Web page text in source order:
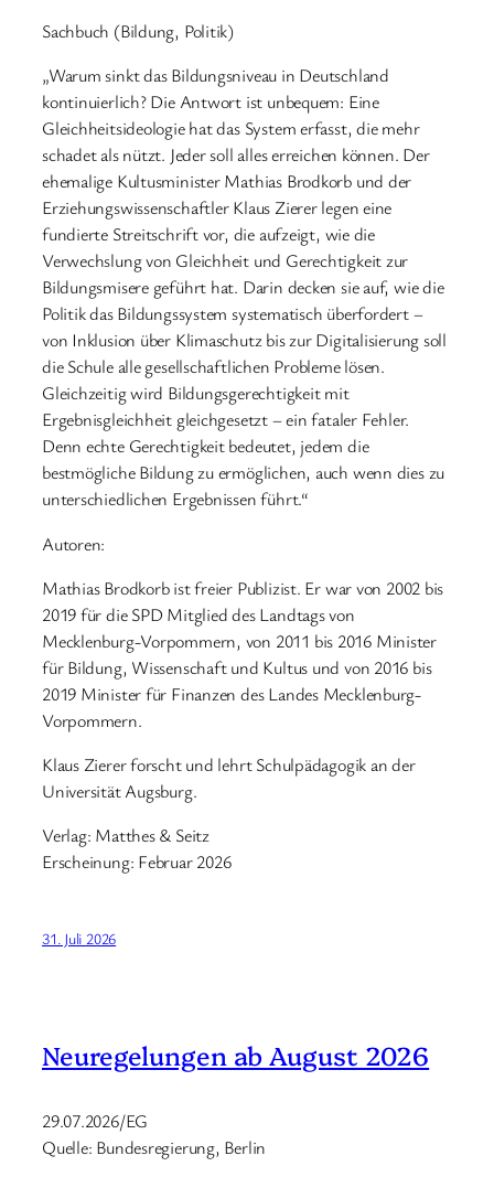
Sachbuch (Bildung, Politik)
„Warum sinkt das Bildungsniveau in Deutschland
kontinuierlich? Die Antwort ist unbequem: Eine
Gleichheitsideologie hat das System erfasst, die mehr
schadet als nützt. Jeder soll alles erreichen können. Der
ehemalige Kultusminister Mathias Brodkorb und der
Erziehungswissenschaftler Klaus Zierer legen eine
fundierte Streitschrift vor, die aufzeigt, wie die
Verwechslung von Gleichheit und Gerechtigkeit zur
Bildungsmisere geführt hat. Darin decken sie auf, wie die
Politik das Bildungssystem systematisch überfordert –
von Inklusion über Klimaschutz bis zur Digitalisierung soll
die Schule alle gesellschaftlichen Probleme lösen.
Gleichzeitig wird Bildungsgerechtigkeit mit
Ergebnisgleichheit gleichgesetzt – ein fataler Fehler.
Denn echte Gerechtigkeit bedeutet, jedem die
bestmögliche Bildung zu ermöglichen, auch wenn dies zu
unterschiedlichen Ergebnissen führt.“
Autoren:
Mathias Brodkorb ist freier Publizist. Er war von 2002 bis
2019 für die SPD Mitglied des Landtags von
Mecklenburg-Vorpommern, von 2011 bis 2016 Minister
für Bildung, Wissenschaft und Kultus und von 2016 bis
2019 Minister für Finanzen des Landes Mecklenburg-
Vorpommern.
Klaus Zierer forscht und lehrt Schulpädagogik an der
Universität Augsburg.
Verlag: Matthes & Seitz
Erscheinung: Februar 2026
31. Juli 2026
Neuregelungen ab August 2026
29.07.2026/EG
Quelle: Bundesregierung, Berlin